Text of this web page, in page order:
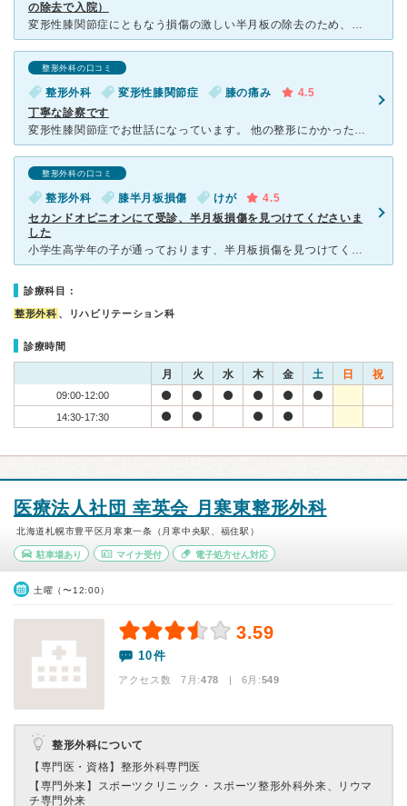
の除去で入院）
変形性膝関節症にともなう損傷の激しい半月板の除去のため、手術、入院しました。 おそらく手術が必要だろうなと思い、どこの病院を受診すべきか迷いましたが、結果はこちらでよかったです。 外来の医
整形外科の口コミ
整形外科 変形性膝関節症 膝の痛み
4.5
丁寧な診察です
変形性膝関節症でお世話になっています。 他の整形にかかった事もありますが、こちらの病院の先生が一番話を聞いて下さり、的確な診断とアドバイスを頂きました。 現状はO脚がこれ以上悪化しないような歩
整形外科の口コミ
整形外科 膝半月板損傷 けが
4.5
セカンドオピニオンにて受診、半月板損傷を見つけてくださいま
した
小学生高学年の子が通っております、半月板損傷を見つけてくれたドクターです！ 現在もリハビリ通院に通っております。 経緯としては、 複数スポーツをしているときに、左膝の鈍痛が続いておりました、
診療科目：
整形外科 、リハビリテーション科
診療時間
月 火 水 木 金 土 日 祝
09:00-12:00
14:30-17:30
医療法人社団 幸英会 月寒東整形外科
北海道札幌市豊平区月寒東一条（月寒中央駅、福住駅）
駐車場あり マイナ受付 電子処方せん対応
土曜（〜12:00）
3.59
10件
アクセス数 7月:478 | 6月:549
整形外科について
【専門医・資格】 整形外科専門医
【専門外来】 スポーツクリニック・スポーツ整形外科外来、リウマ
チ専門外来